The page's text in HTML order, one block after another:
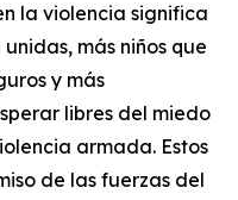
la violencia significa
más niños que
y más
libres del miedo
armada. Estos
de las fuerzas del